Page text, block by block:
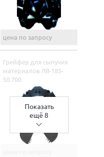
цена по запросу
Грейфер для сыпучих
материалов ЛВ-185-
50.700
Показать
ещё 8